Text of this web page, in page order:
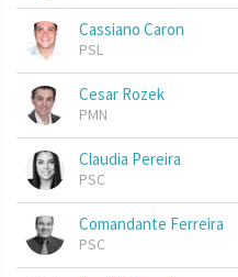
Cassiano Caron
PSL
Cesar Rozek
PMN
Claudia Pereira
PSC
Comandante Ferreira
PSC